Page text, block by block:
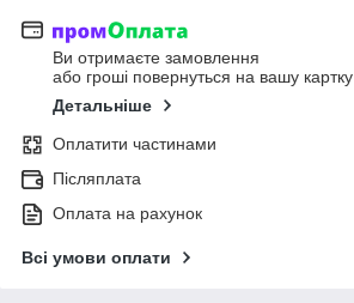
Ви отримаєте замовлення
або гроші повернуться на вашу картку
Детальніше
Оплатити частинами
Післяплата
Оплата на рахунок
Всі умови оплати